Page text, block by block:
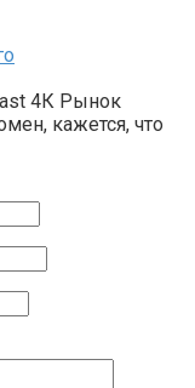
4К Рынок
кажется, что